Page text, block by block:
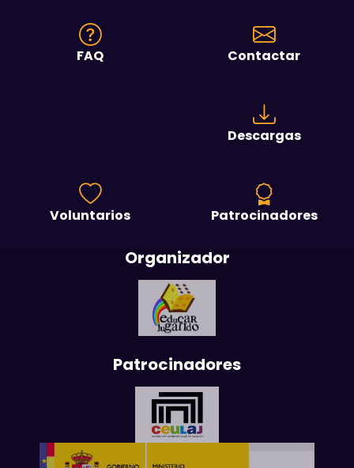
FAQ Contactar
Descargas
Voluntarios Patrocinadores
Organizador
Patrocinadores